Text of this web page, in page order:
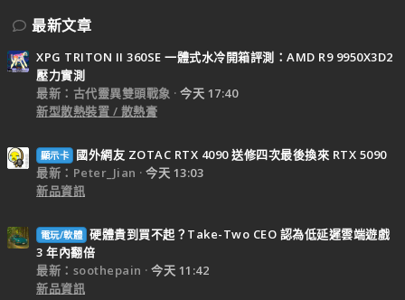
最新文章
XPG TRITON II 360SE 一體式水冷開箱評測：AMD R9 9950X3D2
壓力實測
最新：古代靈異雙頭戰象
今天 17:40
新型散熱裝置 / 散熱膏
顯示卡
國外網友 ZOTAC RTX 4090 送修四次最後換來 RTX 5090
最新：Peter_Jian
今天 13:03
新品資訊
電玩/軟體 硬體貴到買不起？Take-Two CEO 認為低延遲雲端遊戲
3 年內翻倍
最新：soothepain
今天 11:42
新品資訊